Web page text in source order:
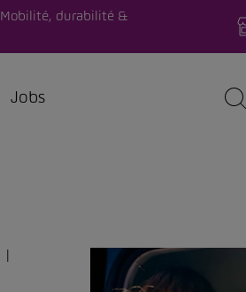
Mobilité, durabilité &
Jobs